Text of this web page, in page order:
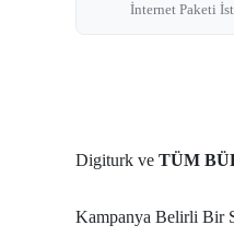
İnternet Paketi
Digiturk ve TÜM
Kampanya Belirli Bir